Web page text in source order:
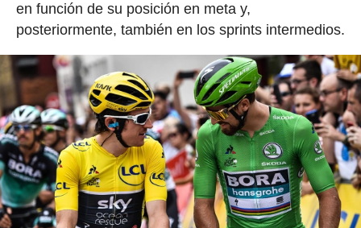
en función de su posición en meta y,
posteriormente, también en los sprints intermedios.